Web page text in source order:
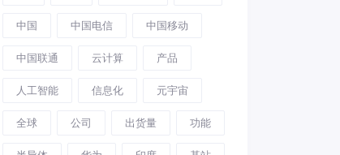
中国 中国电信 中国移动
中国联通 云计算 产品
人工智能 信息化 元宇宙
全球 公司 出货量 功能